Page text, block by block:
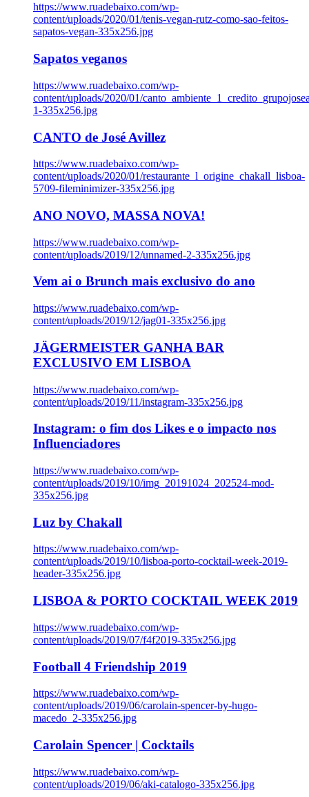
https://www.ruadebaixo.com/wp-
content/uploads/2020/01/tenis-vegan-rutz-como-sao-feitos-
sapatos-vegan-335x256.jpg
Sapatos veganos
https://www.ruadebaixo.com/wp-
content/uploads/2020/01/
1-335x256.jpg
CANTO de José Avillez
https://www.ruadebaixo.com/wp-
content/uploads/2020/01/restaurante_l_origine_chakall_lisboa-
5709-fileminimizer-335x256.jpg
ANO NOVO, MASSA NOVA!
https://www.ruadebaixo.com/wp-
content/uploads/2019/12/unnamed-2-335x256.jpg
Vem ai o Brunch mais exclusivo do ano
https://www.ruadebaixo.com/wp-
content/uploads/2019/12/jag01-335x256.jpg
JÄGERMEISTER GANHA BAR
EXCLUSIVO EM LISBOA
https://www.ruadebaixo.com/wp-
content/uploads/2019/11/instagram-335x256.jpg
Instagram: o fim dos Likes e o impacto nos
Influenciadores
https://www.ruadebaixo.com/wp-
content/uploads/2019/10/img_20191024_202524-mod-
335x256.jpg
Luz by Chakall
https://www.ruadebaixo.com/wp-
content/uploads/2019/10/lisboa-porto-cocktail-week-2019-
header-335x256.jpg
LISBOA & PORTO COCKTAIL WEEK 2019
https://www.ruadebaixo.com/wp-
content/uploads/2019/07/f4f2019-335x256.jpg
Football 4 Friendship 2019
https://www.ruadebaixo.com/wp-
content/uploads/2019/06/carolain-spencer-by-hugo-
macedo_2-335x256.jpg
Carolain Spencer | Cocktails
https://www.ruadebaixo.com/wp-
content/uploads/2019/06/aki-catalogo-335x256.jpg